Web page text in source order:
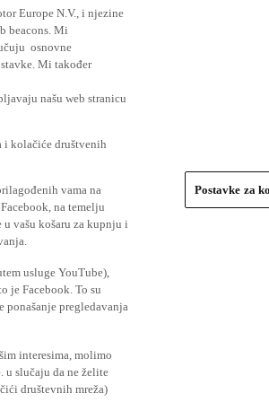
Europe N.V., i njezine
beacons. Mi
osnovne
Mi također
našu web stranicu
i kolačiće društvenih
vama na
na temelju
vašu košaru za kupnju i
usluge YouTube),
je Facebook. To su
pregledavanja
interesima, molimo
u slučaju da ne želite
društevnih mreža)
Postavke za